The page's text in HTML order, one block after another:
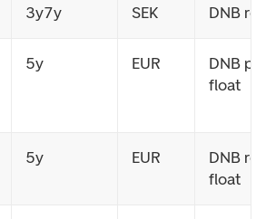
3y7y SEK DNB
5y EUR
DNB
float
5y EUR
DNB
float